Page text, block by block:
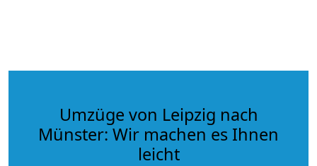
Umzüge von Leipzig nach
Münster: Wir machen es Ihnen
leicht